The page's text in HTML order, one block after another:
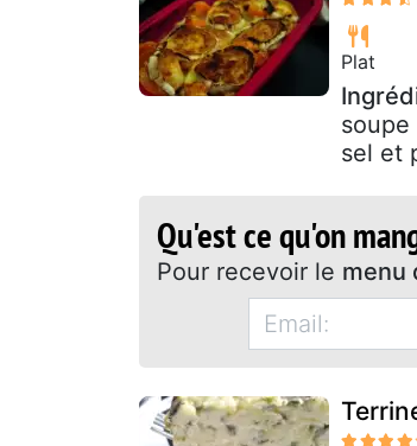
Plat
sel et
Qu'est ce qu'on
Pour recevoir le menu